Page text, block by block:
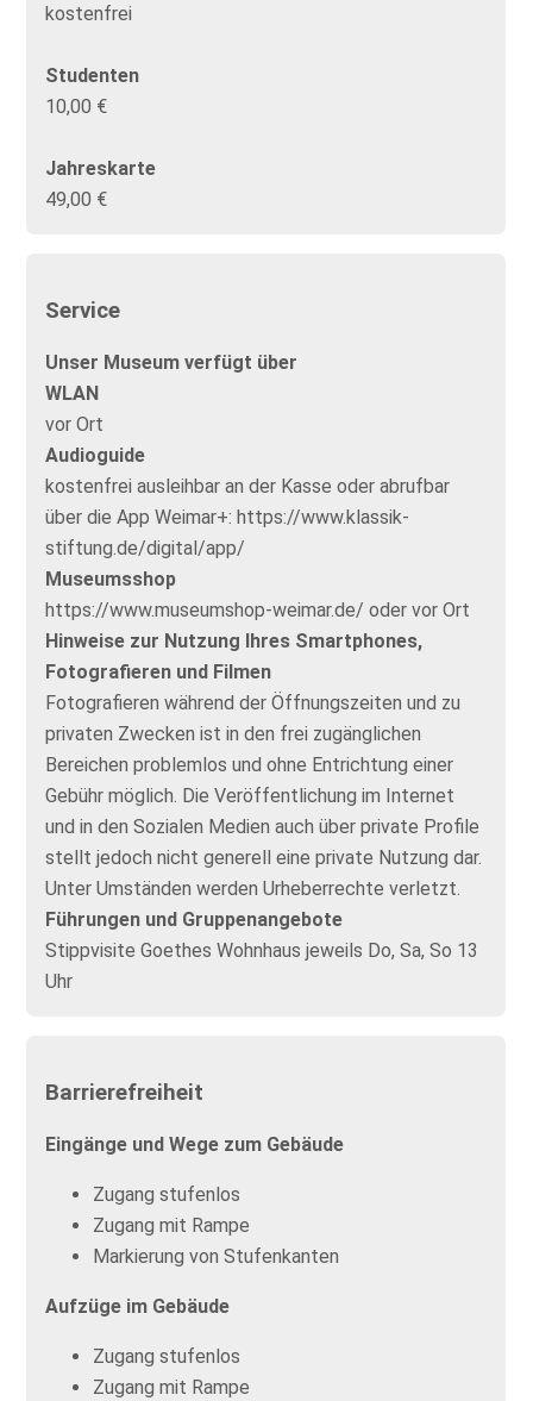
kostenfrei
Studenten
10,00 €
Jahreskarte
49,00 €
Service
Unser Museum verfügt über
WLAN
vor Ort
Audioguide
kostenfrei ausleihbar an der Kasse oder abrufbar
über die App Weimar+: https://www.klassik-
stiftung.de/digital/app/
Museumsshop
https://www.museumshop-weimar.de/ oder vor Ort
Hinweise zur Nutzung Ihres Smartphones,
Fotografieren und Filmen
Fotografieren während der Öffnungszeiten und zu
privaten Zwecken ist in den frei zugänglichen
Bereichen problemlos und ohne Entrichtung einer
Gebühr möglich. Die Veröffentlichung im Internet
und in den Sozialen Medien auch über private Profile
stellt jedoch nicht generell eine private Nutzung dar.
Unter Umständen werden Urheberrechte verletzt.
Führungen und Gruppenangebote
Stippvisite Goethes Wohnhaus jeweils Do, Sa, So 13
Uhr
Barrierefreiheit
Eingänge und Wege zum Gebäude
Zugang stufenlos
Zugang mit Rampe
Markierung von Stufenkanten
Aufzüge im Gebäude
Zugang stufenlos
Zugang mit Rampe